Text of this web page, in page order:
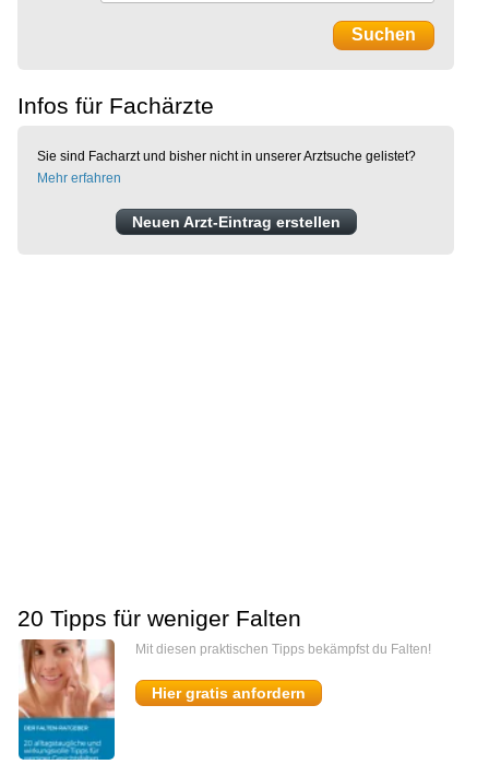
Infos für Fachärzte
Sie sind Facharzt und bisher nicht in unserer Arztsuche gelistet?
Mehr erfahren
Neuen Arzt-Eintrag erstellen
20 Tipps für weniger Falten
Mit diesen praktischen Tipps bekämpfst du Falten!
Hier gratis anfordern